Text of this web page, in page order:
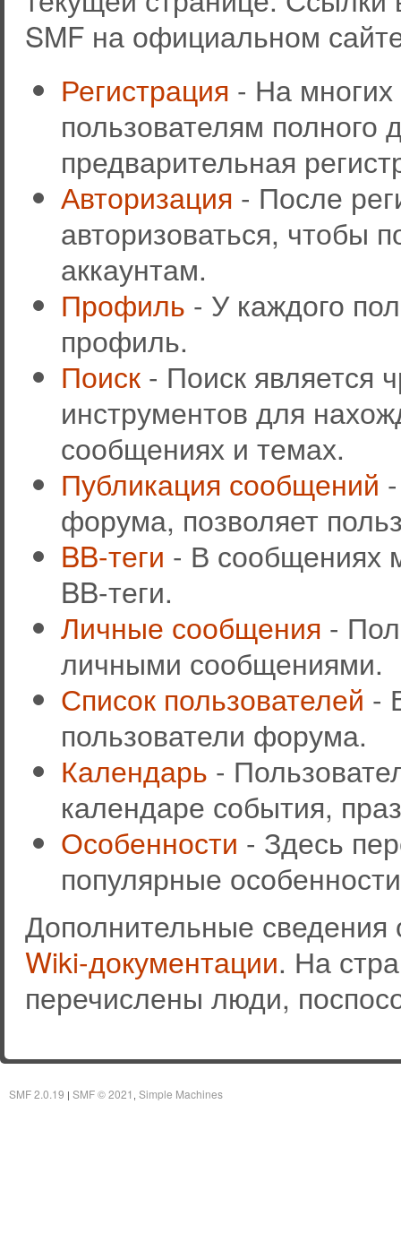
SMF на официальном
Регистрация - На
пользователям полного
предварительная
Авторизация - После
авторизоваться, чтобы
аккаунтам.
Профиль - У каждого
профиль.
Поиск - Поиск является
инструментов для
сообщениях и темах.
Публикация сообщений
форума, позволяет
BB-теги - В сообщениях
BB-теги.
Личные сообщения -
личными сообщениями.
Список пользователей -
пользователи форума.
Календарь -
календаре события,
Особенности - Здесь
популярные
Дополнительные
Wiki-документации. На
перечислены люди,
SMF 2.0.19 | SMF © 2021 Simple Machines